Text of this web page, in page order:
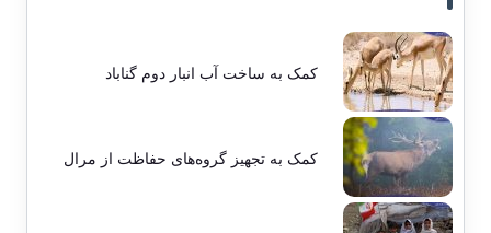
کمک به ساخت آب انبار دوم گناباد
کمک به تجهیز گروه‌های حفاظت از مرال